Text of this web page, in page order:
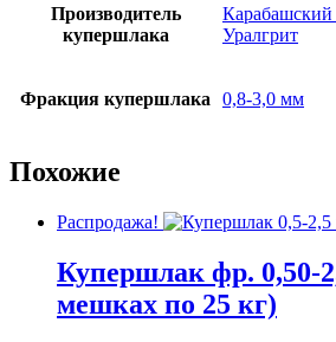
Производитель
купершлака
Карабашский
Уралгрит
Фракция купершлака 0,8-3,0 мм
Похожие
Распродажа!
Купершлак фр. 0,50-
мешках по 25 кг)